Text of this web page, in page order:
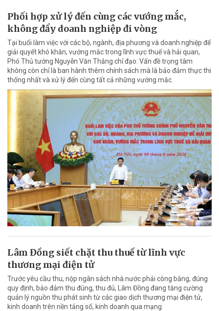
Phối hợp xử lý đến cùng các vướng mắc,
không đẩy doanh nghiệp đi vòng
Tại buổi làm việc với các bộ, ngành, địa phương và doanh nghiệp để
giải quyết khó khăn, vướng mắc trong lĩnh vực thuế và hải quan,
Phó Thủ tướng Nguyễn Văn Thắng chỉ đạo: Vấn đề trọng tâm
không còn chỉ là ban hành thêm chính sách mà là bảo đảm thực thi
thống nhất và xử lý đến cùng tất cả những vướng mắc.
Lâm Đồng siết chặt thu thuế từ lĩnh vực
thương mại điện tử
Trước yêu cầu thu, nộp ngân sách nhà nước phải công bằng, đúng
quy định, bảo đảm thu đúng, thu đủ, Lâm Đồng đang tăng cường
quản lý nguồn thu phát sinh từ các giao dịch thương mại điện tử,
kinh doanh trên nền tảng số, kinh doanh qua mạng.